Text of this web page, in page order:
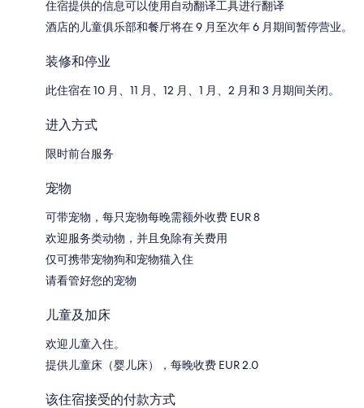
住宿提供的信息可以使用自动翻译工具进行翻译
酒店的儿童俱乐部和餐厅将在 9 月至次年 6 月期间暂停营业。
装修和停业
此住宿在 10 月、11 月、12 月、1 月、2 月和 3 月期间关闭。
进入方式
限时前台服务
宠物
可带宠物，每只宠物每晚需额外收费 EUR 8
欢迎服务类动物，并且免除有关费用
仅可携带宠物狗和宠物猫入住
请看管好您的宠物
儿童及加床
欢迎儿童入住。
提供儿童床（婴儿床），每晚收费 EUR 2.0
该住宿接受的付款方式